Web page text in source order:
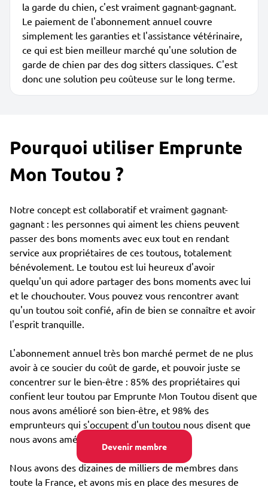
Devenir membre
la garde du chien, c'est vraiment gagnant-gagnant.
Le paiement de l'abonnement annuel couvre
simplement les garanties et l'assistance vétérinaire,
ce qui est bien meilleur marché qu'une solution de
garde de chien par des dog sitters classiques. C'est
donc une solution peu coûteuse sur le long terme.
Pourquoi utiliser Emprunte
Mon Toutou ?
Notre concept est collaboratif et vraiment gagnant-
gagnant : les personnes qui aiment les chiens peuvent
passer des bons moments avec eux tout en rendant
service aux propriétaires de ces toutous, totalement
bénévolement. Le toutou est lui heureux d'avoir
quelqu'un qui adore partager des bons moments avec lui
et le chouchouter. Vous pouvez vous rencontrer avant
qu'un toutou soit confié, afin de bien se connaître et avoir
l'esprit tranquille.
L'abonnement annuel très bon marché permet de ne plus
avoir à ce soucier du coût de garde, et pouvoir juste se
concentrer sur le bien-être : 85% des propriétaires qui
confient leur toutou par Emprunte Mon Toutou disent que
nous avons amélioré son bien-être, et 98% des
emprunteurs qui s'occupent d'un toutou nous disent que
nous avons amélioré leur propre bien-être.
Nous avons des dizaines de milliers de membres dans
toute la France, et avons mis en place des mesures de